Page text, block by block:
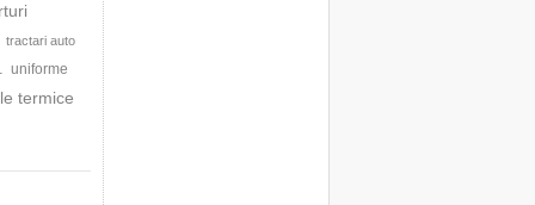
tractari auto
uniforme
termice